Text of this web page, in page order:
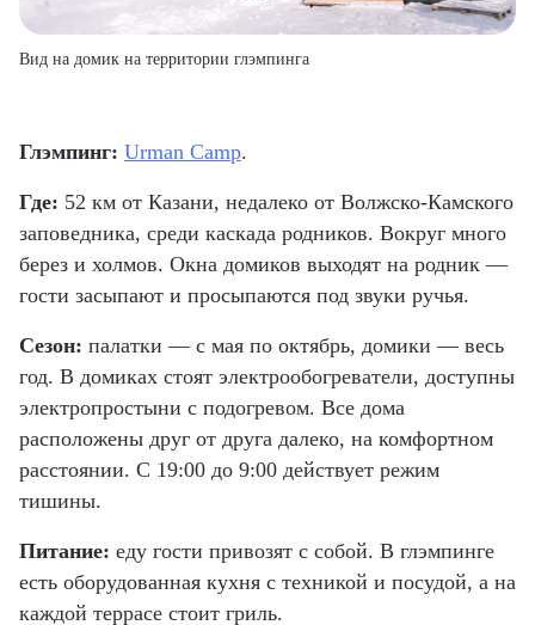
Вид на домик на территории глэмпинга
Глэмпинг: Urman Camp.
Где: 52 км от Казани, недалеко от Волжско-Камского
заповедника, среди каскада родников. Вокруг много
берез и холмов. Окна домиков выходят на родник —
гости засыпают и просыпаются под звуки ручья.
Сезон: палатки — с мая по октябрь, домики — весь
год. В домиках стоят электрообогреватели, доступны
электропростыни с подогревом. Все дома
расположены друг от друга далеко, на комфортном
расстоянии. С 19:00 до 9:00 действует режим
тишины.
Питание: еду гости привозят с собой. В глэмпинге
есть оборудованная кухня с техникой и посудой, а на
каждой террасе стоит гриль.